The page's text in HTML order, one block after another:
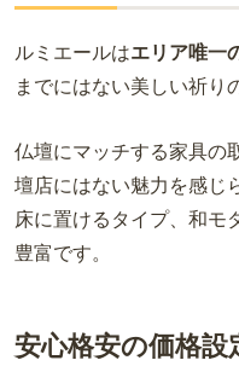
ルミエールはエリア唯一
までにはない美しい祈り
仏壇にマッチする家具の
壇店にはない魅力を感じ
床に置けるタイプ、和モ
豊富です。
安心格安の価格設